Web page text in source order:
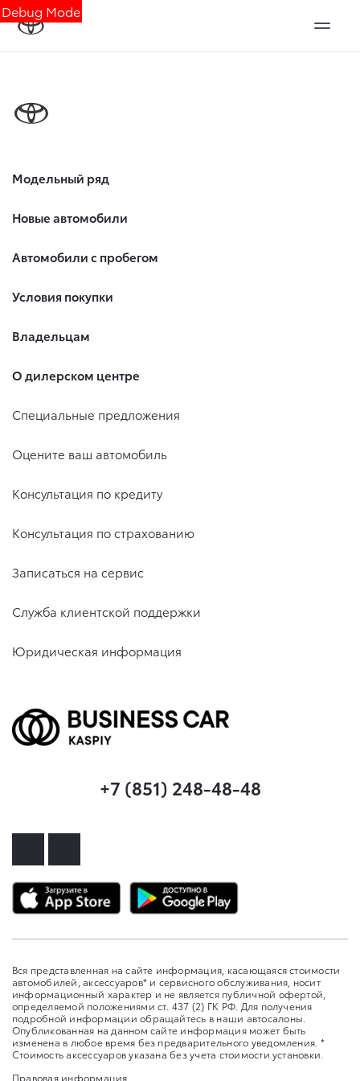
Debug Mode
Модельный ряд
Новые автомобили
Автомобили с пробегом
Условия покупки
Владельцам
О дилерском центре
Специальные предложения
Оцените ваш автомобиль
Консультация по кредиту
Консультация по страхованию
Записаться на сервис
Служба клиентской поддержки
Юридическая информация
+7 (851) 248-48-48
Вся представленная на сайте информация, касающаяся стоимости
автомобилей, аксессуаров* и сервисного обслуживания, носит
информационный характер и не является публичной офертой,
определяемой положениями ст. 437 (2) ГК РФ. Для получения
подробной информации обращайтесь в наши автосалоны.
Опубликованная на данном сайте информация может быть
изменена в любое время без предварительного уведомления. *
Стоимость аксессуаров указана без учета стоимости установки.
Правовая информация